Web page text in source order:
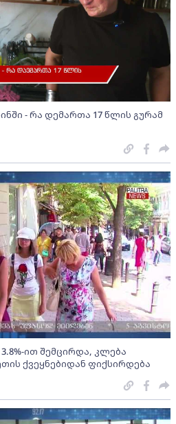
- რა დემართა 17 წლის გურამ
ით შემცირდა, კლება
ქვეყნებიდან ფიქსირდება